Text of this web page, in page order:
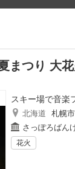
まつり 大
スキー場で音楽
北海道
札幌
さっぽろばん
花火